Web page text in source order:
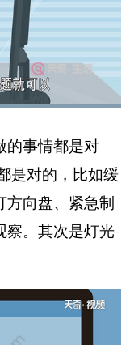
事情都是对
是对的，比如缓
向盘、紧急制
察。其次是灯光